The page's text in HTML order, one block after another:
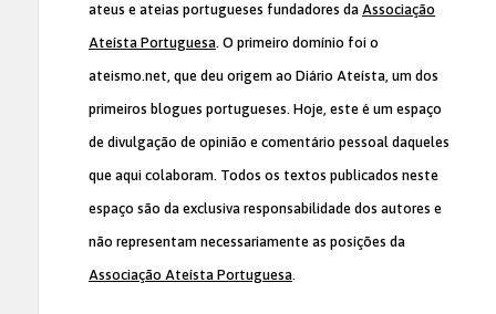
ateus e ateias portugueses fundadores da Associação
Ateísta Portuguesa. O primeiro domínio foi o
ateismo.net, que deu origem ao Diário Ateísta, um dos
primeiros blogues portugueses. Hoje, este é um espaço
de divulgação de opinião e comentário pessoal daqueles
que aqui colaboram. Todos os textos publicados neste
espaço são da exclusiva responsabilidade dos autores e
não representam necessariamente as posições da
Associação Ateísta Portuguesa.